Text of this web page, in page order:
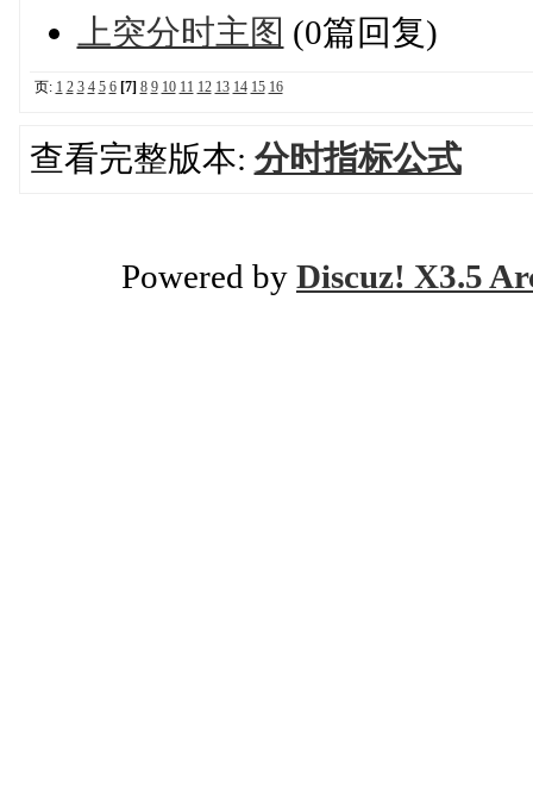
上突分时主图 (0篇回复)
页: 1 2 3 4 5 6 [7] 8 9 10 11 12 13 14 15 16
查看完整版本: 分时指标公式
Powered by Discuz! X3.5